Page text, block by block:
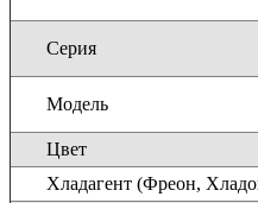
Серия
Модель
Цвет
Хладагент (Фреон,